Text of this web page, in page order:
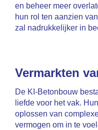
en beheer meer
hun rol ten aanzien
zal nadrukkelijker in
Vermarkten
De KI-Betonbouw
liefde voor het vak.
oplossen van
vermogen om in te